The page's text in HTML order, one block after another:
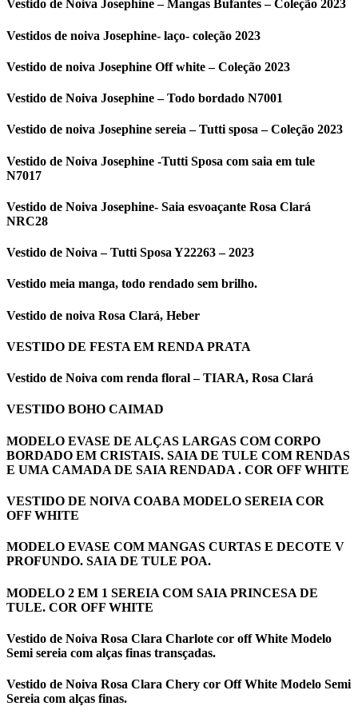
Vestido de Noiva Josephine – Mangas Bufantes – Coleção 2023
Vestidos de noiva Josephine- laço- coleção 2023
Vestido de noiva Josephine Off white – Coleção 2023
Vestido de Noiva Josephine – Todo bordado N7001
Vestido de noiva Josephine sereia – Tutti sposa – Coleção 2023
Vestido de Noiva Josephine -Tutti Sposa com saia em tule
N7017
Vestido de Noiva Josephine- Saia esvoaçante Rosa Clará
NRC28
Vestido de Noiva – Tutti Sposa Y22263 – 2023
Vestido meia manga, todo rendado sem brilho.
Vestido de noiva Rosa Clará, Heber
VESTIDO DE FESTA EM RENDA PRATA
Vestido de Noiva com renda floral – TIARA, Rosa Clará
VESTIDO BOHO CAIMAD
MODELO EVASE DE ALÇAS LARGAS COM CORPO
BORDADO EM CRISTAIS. SAIA DE TULE COM RENDAS
E UMA CAMADA DE SAIA RENDADA . COR OFF WHITE
VESTIDO DE NOIVA COABA MODELO SEREIA COR
OFF WHITE
MODELO EVASE COM MANGAS CURTAS E DECOTE V
PROFUNDO. SAIA DE TULE POA.
MODELO 2 EM 1 SEREIA COM SAIA PRINCESA DE
TULE. COR OFF WHITE
Vestido de Noiva Rosa Clara Charlote cor off White Modelo
Semi sereia com alças finas transçadas.
Vestido de Noiva Rosa Clara Chery cor Off White Modelo Semi
Sereia com alças finas.